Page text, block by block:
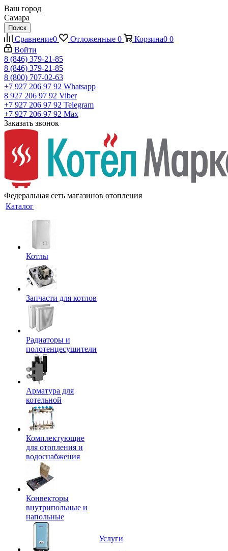
Ваш город
Самара
Поиск
Сравнение0 Отложенные 0 Корзина0 0
Войти
8 (846) 379-21-85
8 (846) 379-21-85
8 (800) 707-02-63
+7 927 206 97 92 Whatsapp
8 927 206 97 92 Viber
+7 927 206 97 92 Telegram
+7 927 206 97 92 Max
Заказать звонок
Федеральная сеть магазинов отопления
Каталог
Котлы
Запчасти для котлов
Радиаторы и
полотенцесушители
Арматура для
котельной
Комплектующие
для отопления и
водоснабжения
Конвекторы
внутрипольные и
напольные
Услуги